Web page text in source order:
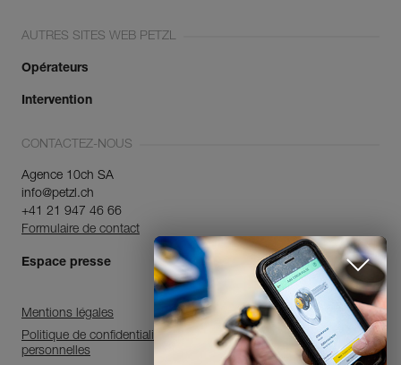
AUTRES SITES WEB PETZL
Opérateurs
Intervention
CONTACTEZ-NOUS
Agence 10ch SA
info@petzl.ch
+41 21 947 46 66
Formulaire de contact
Espace presse
Mentions légales
Politique de confidentialité et de traitement des données
personnelles